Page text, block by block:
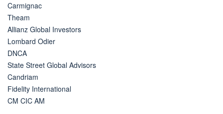
Carmignac
Theam
Allianz Global Investors
Lombard Odier
DNCA
State Street Global Advisors
Candriam
Fidelity International
CM CIC AM